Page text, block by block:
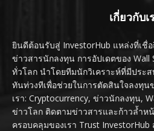
เกี่ยวกับเ
ยินดีต้อนรับสู่ InvestorHub แหล่งที่เชื่
ข่าวสารนักลงทุน การอัปเดตของ Wall
ทั่วโลก นำโดยทีมนักวิเคราะห์ที่มีประ
ทันท่วงทีเพื่อช่วยในการตัดสินใจลงทุ
เรา: Cryptocurrency, ข่าวนักลงทุน,
ข่าวโลก ติดตามข่าวสารและก้าวล้ำห
ครอบคลุมของเรา Trust